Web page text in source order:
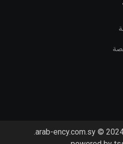
arab-ency.com.sy ©